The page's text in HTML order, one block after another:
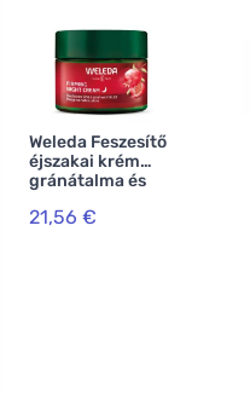
Weleda Feszesítő
éjszakai krém
gránátalma és
peptidekkel 40
21,56 €